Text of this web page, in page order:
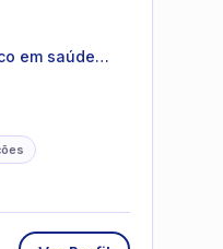
em saúde
e